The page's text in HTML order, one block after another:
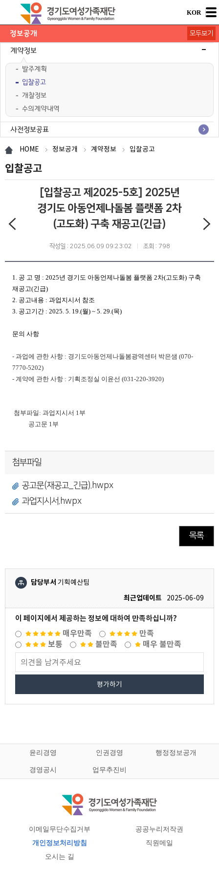
KOR
정보공개
기본공시
경영공시
계약정보
발주계획
입찰공고
개찰정보
수의계약내역
사전정보공표
행정정보공개
공공데이터공개
모두보기
HOME 정보공개 계약정보 입찰공고
입찰공고
[입찰공고 제2025-5호] 2025년
경기도 아동언제나돌봄 플랫폼 2차
(고도화) 구축 재공고(긴급)
작성일 : 2025.06.09 09:23:02 조회 : 798
1. 공 고 명 : 2025년 경기도 아동언제나돌봄 플랫폼 2차(고도화) 구축
재공고(긴급)
2. 공고내용 : 과업지시서 참조
3. 공고기간 : 2025. 5. 19.(월) ~ 5. 29.(목)
문의 사항
- 과업에 관한 사항 : 경기도아동언제나돌봄광역센터 박은샘 (070-
7770-5202)
- 계약에 관한 사항 : 기획조정실 이윤선 (031-220-3920)
첨부파일: 과업지시서 1부
공고문 1부
첨부파일
공고문(재공고_긴급).hwpx
과업지시서.hwpx
목록
담당부서 기획예산팀
최근업데이트
2025-06-09
이 페이지에서 제공하는 정보에 대하여 만족하십니까?
매우만족
만족
보통
불만족 매우 불만족
평가하기
윤리경영 인권경영 행정정보공개
경영공시 업무추진비
이메일무단수집거부
공공누리저작권
개인정보처리방침
직원메일
오시는 길